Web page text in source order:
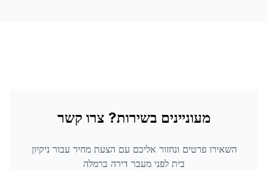
מעוניינים בשירות? צרו קשר
השאירו פרטים ונחזור אליכם עם הצעת מחיר עבור ניקיון
בית לפני מעבר דירה ברמלה